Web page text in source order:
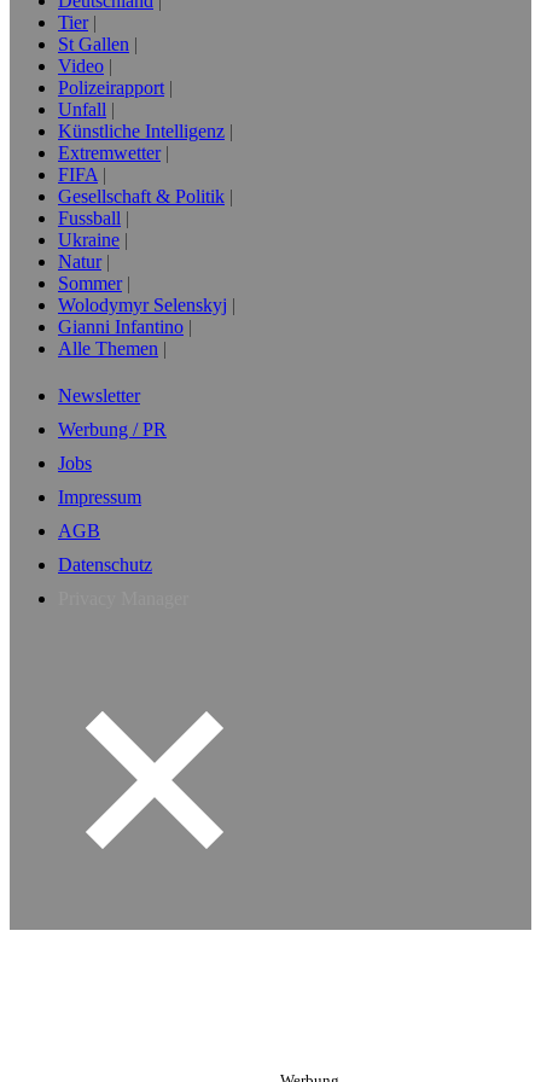
Tier
St Gallen
Video
Polizeirapport
Unfall
Künstliche Intelligenz
Extremwetter
FIFA
Gesellschaft & Politik
Fussball
Ukraine
Natur
Sommer
Wolodymyr Selenskyj
Gianni Infantino
Alle Themen
Newsletter
Werbung / PR
Jobs
Impressum
AGB
Datenschutz